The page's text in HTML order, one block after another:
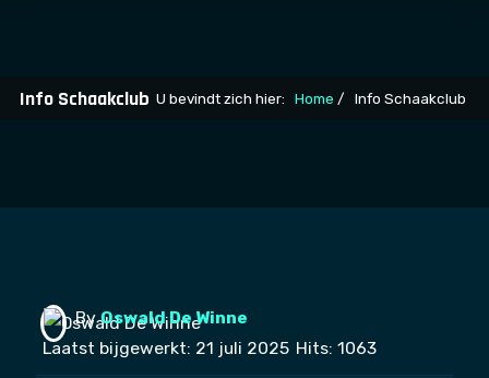
Info Schaakclub U bevindt zich hier: Home Info Schaakclub
By Oswald De Winne
Laatst bijgewerkt: 21 juli 2025 Hits: 1063